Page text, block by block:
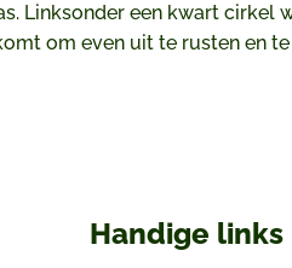
Linksonder een kwart cirkel
om even uit te rusten en
Handige links